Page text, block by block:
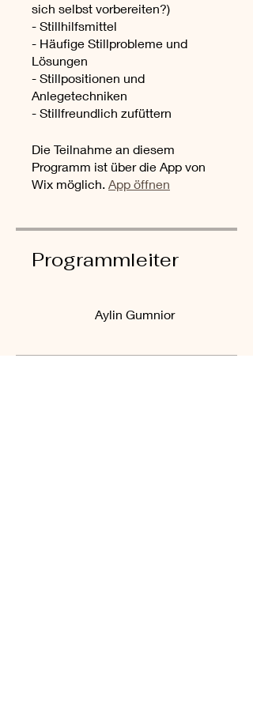
sich selbst vorbereiten?)
- Stillhilfsmittel
- Häufige Stillprobleme und
Lösungen
- Stillpositionen und
Anlegetechniken
- Stillfreundlich zufüttern
Die Teilnahme an diesem
Programm ist über die App von
Wix möglich. App öffnen
Programmleiter
Aylin Gumnior